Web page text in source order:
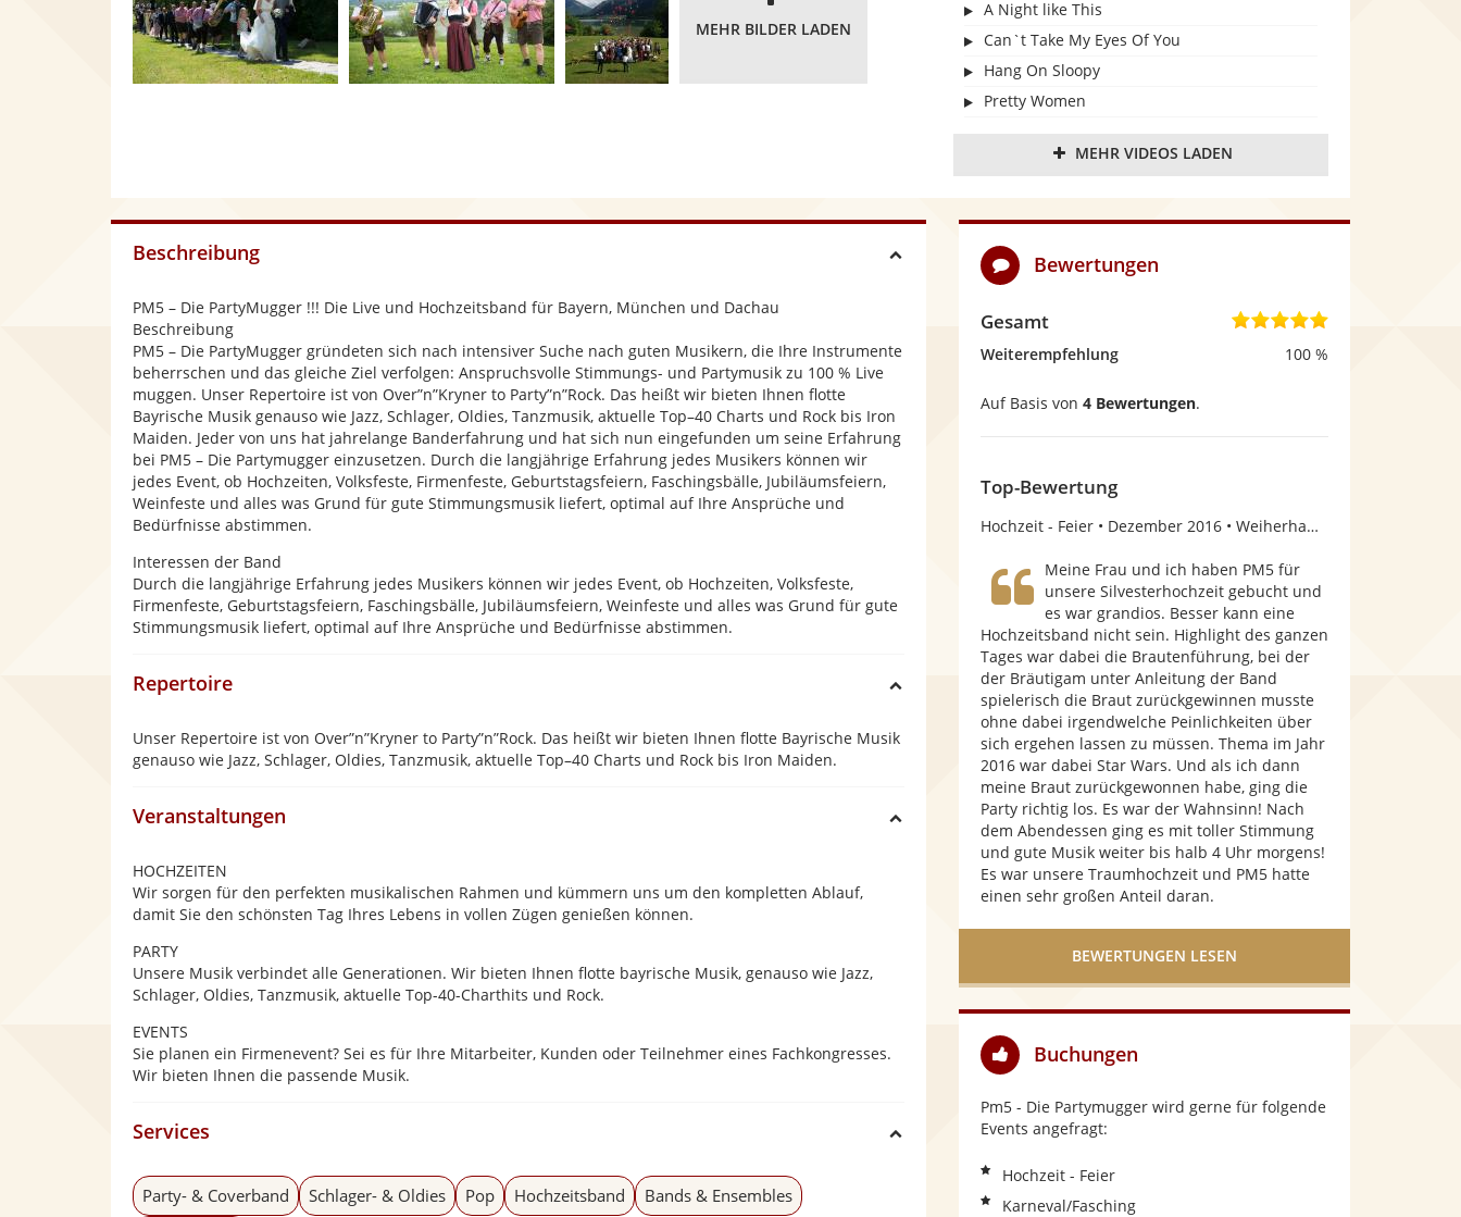
MEHR BILDER LADEN
A Night like This
Can`t Take My Eyes Of You
Hang On Sloopy
Pretty Women
Tage Wie Diese
Ein Kompliment
Hot Stuff
I`m so excited
Little Talks
Simply The Best
Der Aufbau vor a Hochzeit
MEHR VIDEOS LADEN
Beschreibung
PM5 – Die PartyMugger !!! Die Live und Hochzeitsband für Bayern, München und Dachau
Beschreibung
PM5 – Die PartyMugger gründeten sich nach intensiver Suche nach guten Musikern, die Ihre Instrumente
beherrschen und das gleiche Ziel verfolgen: Anspruchsvolle Stimmungs- und Partymusik zu 100 % Live
muggen. Unser Repertoire ist von Over”n”Kryner to Party”n”Rock. Das heißt wir bieten Ihnen flotte
Bayrische Musik genauso wie Jazz, Schlager, Oldies, Tanzmusik, aktuelle Top–40 Charts und Rock bis Iron
Maiden. Jeder von uns hat jahrelange Banderfahrung und hat sich nun eingefunden um seine Erfahrung
bei PM5 – Die Partymugger einzusetzen. Durch die langjährige Erfahrung jedes Musikers können wir
jedes Event, ob Hochzeiten, Volksfeste, Firmenfeste, Geburtstagsfeiern, Faschingsbälle, Jubiläumsfeiern,
Weinfeste und alles was Grund für gute Stimmungsmusik liefert, optimal auf Ihre Ansprüche und
Bedürfnisse abstimmen.
Interessen der Band
Durch die langjährige Erfahrung jedes Musikers können wir jedes Event, ob Hochzeiten, Volksfeste,
Firmenfeste, Geburtstagsfeiern, Faschingsbälle, Jubiläumsfeiern, Weinfeste und alles was Grund für gute
Stimmungsmusik liefert, optimal auf Ihre Ansprüche und Bedürfnisse abstimmen.
Repertoire
Unser Repertoire ist von Over”n”Kryner to Party”n”Rock. Das heißt wir bieten Ihnen flotte Bayrische Musik
genauso wie Jazz, Schlager, Oldies, Tanzmusik, aktuelle Top–40 Charts und Rock bis Iron Maiden.
Veranstaltungen
HOCHZEITEN
Wir sorgen für den perfekten musikalischen Rahmen und kümmern uns um den kompletten Ablauf,
damit Sie den schönsten Tag Ihres Lebens in vollen Zügen genießen können.
PARTY
Unsere Musik verbindet alle Generationen. Wir bieten Ihnen flotte bayrische Musik, genauso wie Jazz,
Schlager, Oldies, Tanzmusik, aktuelle Top-40-Charthits und Rock.
EVENTS
Sie planen ein Firmenevent? Sei es für Ihre Mitarbeiter, Kunden oder Teilnehmer eines Fachkongresses.
Wir bieten Ihnen die passende Musik.
Services
Party- & Coverband Schlager- & Oldies Pop Hochzeitsband
Bands & Ensembles
Bewertungen
Gesamt
5
Weiterempfehlung 100 %
Auf Basis von 4 Bewertungen.
Top-Bewertung
Hochzeit - Feier Dezember 2016 Weiherhammer
Meine Frau und ich haben PM5 für
unsere Silvesterhochzeit gebucht und
es war grandios. Besser kann eine
Hochzeitsband nicht sein. Highlight des ganzen
Tages war dabei die Brautenführung, bei der
der Bräutigam unter Anleitung der Band
spielerisch die Braut zurückgewinnen musste
ohne dabei irgendwelche Peinlichkeiten über
sich ergehen lassen zu müssen. Thema im Jahr
2016 war dabei Star Wars. Und als ich dann
meine Braut zurückgewonnen habe, ging die
Party richtig los. Es war der Wahnsinn! Nach
dem Abendessen ging es mit toller Stimmung
und gute Musik weiter bis halb 4 Uhr morgens!
Es war unsere Traumhochzeit und PM5 hatte
einen sehr großen Anteil daran.
BEWERTUNGEN LESEN
Buchungen
Pm5 - Die Partymugger wird gerne für folgende
Events angefragt:
Hochzeit - Feier
Karneval/Fasching